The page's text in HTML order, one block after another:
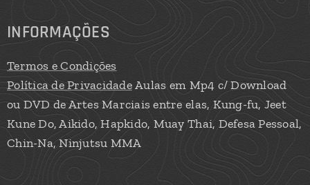
INFORMAÇÕES
Termos e Condições
Política de PrivacidadeAulas em Mp4 c/ Download
ou DVD de Artes Marciais entre elas, Kung-fu, Jeet
Kune Do, Aikido, Hapkido, Muay Thai, Defesa Pessoal,
Chin-Na, Ninjutsu MMA